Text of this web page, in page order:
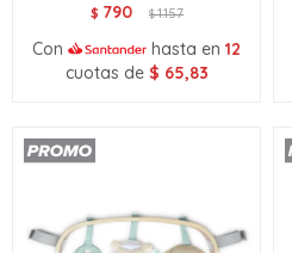
$ 790 $1.157
Con hasta en 12
cuotas de $ 65,83